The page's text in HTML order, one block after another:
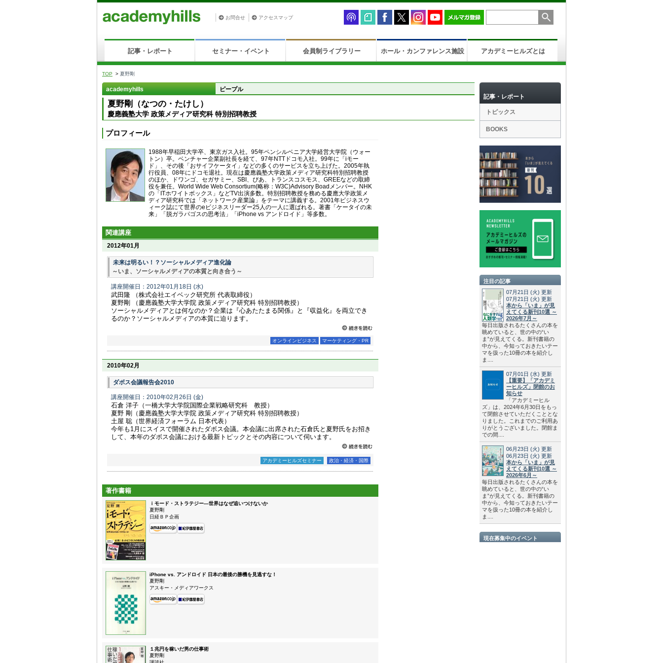
お問合せ アクセスマップ
記事・レポート セミナー・イベント 会員制ライブラリー ホール・カンファレンス施設 アカデミーヒルズとは
TOP > 夏野剛
academyhills ピープル
夏野剛（なつの・たけし）
慶應義塾大学 政策メディア研究科 特別招聘教授
プロフィール
1988年早稲田大学卒、東京ガス入社。95年ペンシルベニア大学経営大学院（ウォー
トン）卒。ベンチャー企業副社長を経て、97年NTTドコモ入社。99年に「iモー
ド」、その後「おサイフケータイ」などの多くのサービスを立ち上げた。2005年執
行役員、08年にドコモ退社。現在は慶應義塾大学政策メディア研究科特別招聘教授
のほか、ドワンゴ、セガサミー、SBI、ぴあ、トランスコスモス、GREEなどの取締
役を兼任。World Wide Web Consortium(略称：W3C)Advisory Boadメンバー。NHK
の「ITホワイトボックス」などTV出演多数。特別招聘教授を務める慶應大学政策メ
ディア研究科では「ネットワーク産業論」をテーマに講義する。2001年ビジネスウ
ィーク誌にて世界のeビジネスリーダー25人の一人に選ばれる。著書「ケータイの未
来」「脱ガラパゴスの思考法」「iPhone vs アンドロイド」等多数。
関連講座
2012年01月
未来は明るい！？ソーシャルメディア進化論
～いま、ソーシャルメディアの本質と向き合う～
講座開催日：2012年01月18日 (水)
武田隆 （株式会社エイベック研究所 代表取締役）
夏野剛 （慶應義塾大学大学院 政策メディア研究科 特別招聘教授）
ソーシャルメディアとは何なのか？企業は『心あたたまる関係』と『収益化』を両立でき
るのか？ソーシャルメディアの本質に迫ります。
オンラインビジネス マーケティング・PR
2010年02月
ダボス会議報告会2010
講座開催日：2010年02月26日 (金)
石倉 洋子（一橋大学大学院国際企業戦略研究科 教授）
夏野 剛（慶應義塾大学大学院 政策メディア研究科 特別招聘教授）
土屋 聡（世界経済フォーラム 日本代表）
今年も1月にスイスで開催されたダボス会議。本会議に出席された石倉氏と夏野氏をお招き
して、本年のダボス会議における最新トピックとその内容について伺います。
アカデミーヒルズセミナー 政治・経済・国際
著作書籍
ｉモード・ストラテジー—世界はなぜ追いつけないか
夏野剛
日経ＢＰ企画
iPhone vs. アンドロイド 日本の最後の勝機を見逃すな！
夏野剛
アスキー・メディアワークス
１兆円を稼いだ男の仕事術
夏野剛
記事・レポート
トピックス
BOOKS
注目の記事
07月21日 (火) 更新
07月21日 (火) 更新
本から「いま」が見
えてくる新刊10選 ～
2026年7月～
毎日出版されるたくさんの本を
眺めていると、世の中の“い
ま”が見えてくる。新刊書籍の
中から、今知っておきたいテー
マを扱った10冊の本を紹介し
ま....
07月01日 (水) 更新
【重要】「アカデミ
ーヒルズ」閉館のお
知らせ
「アカデミーヒル
ズ」は、2024年6月30日をもっ
て閉館させていただくこととな
りました。これまでのご利用あ
りがとうございました。閉館ま
での間....
06月23日 (火) 更新
06月23日 (火) 更新
本から「いま」が見
えてくる新刊10選 ～
2026年6月～
毎日出版されるたくさんの本を
眺めていると、世の中の“い
ま”が見えてくる。新刊書籍の
中から、今知っておきたいテー
マを扱った10冊の本を紹介し
ま....
現在募集中のイベント